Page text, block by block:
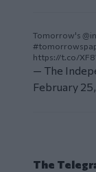
Tomorrow's
https://t.co/
— The
February
The